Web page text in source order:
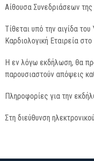
Αίθουσα Συνεδριάσεων
Tίθεται υπό την αιγίδα
Καρδιολογική Εταιρεία στο
Η εν λόγω εκδήλωση, θα
παρουσιαστούν απόψεις
Πληροφορίες για την
Στη διεύθυνση